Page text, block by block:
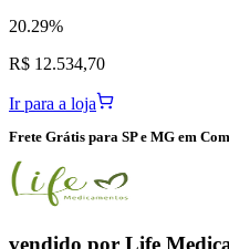
20.29%
R$ 12.534,70
Ir para a loja
Frete Grátis para SP e MG em
vendido por Life